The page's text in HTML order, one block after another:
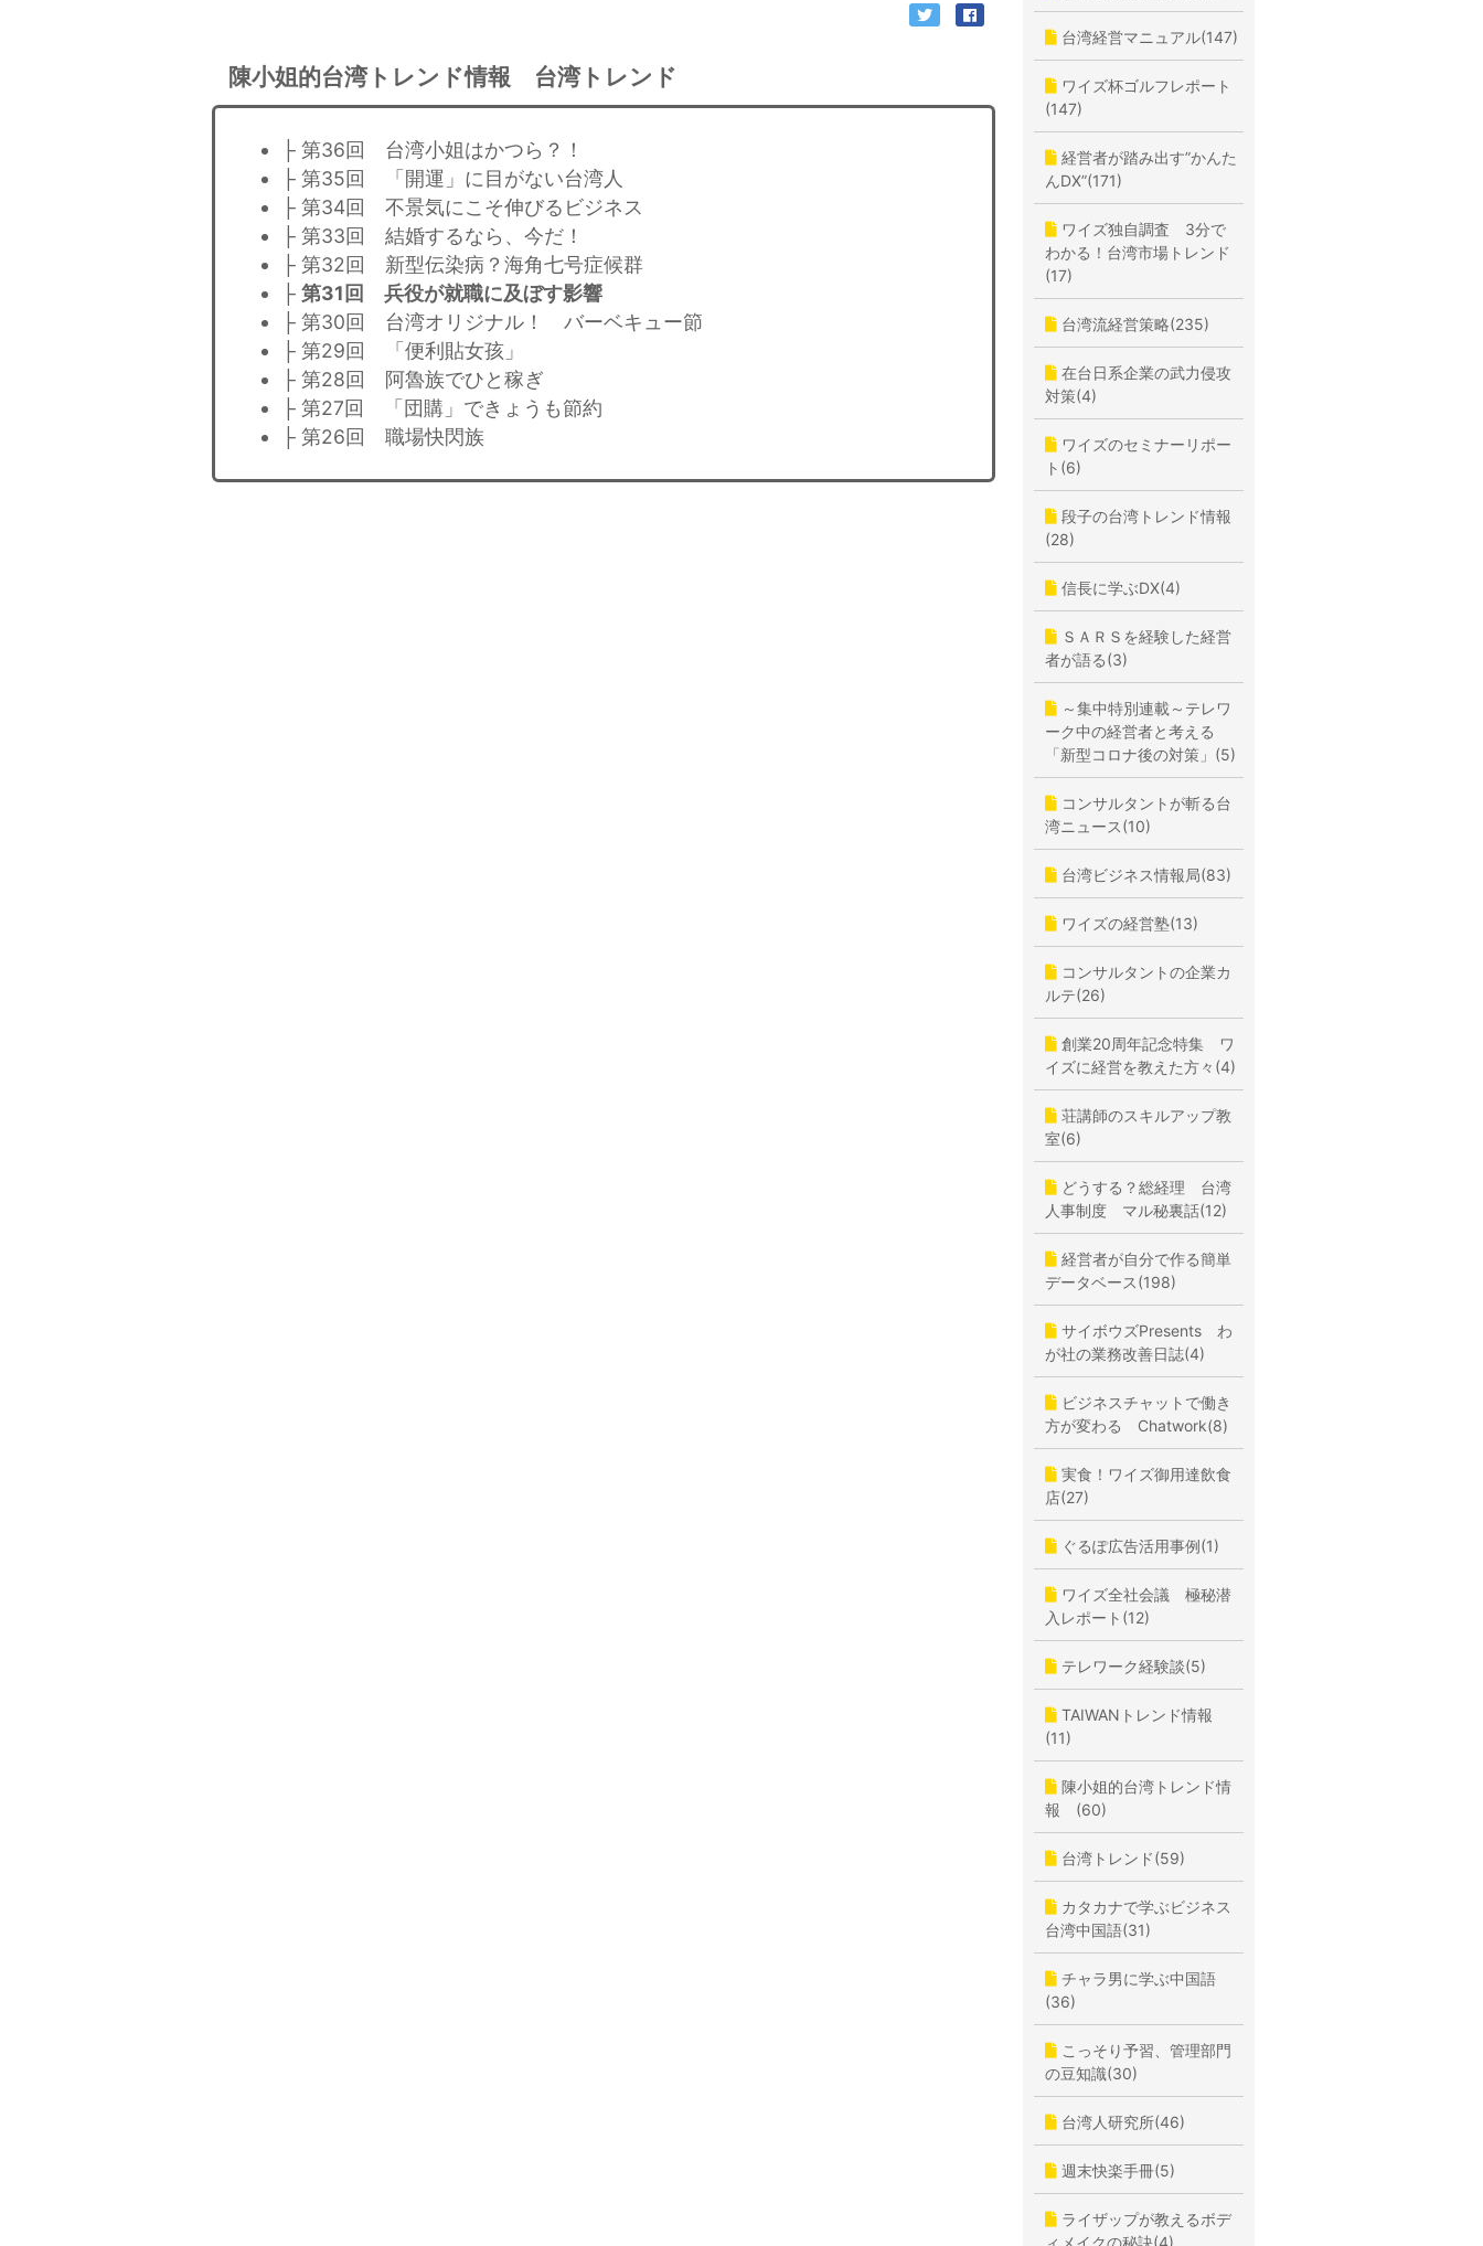
陳小姐的台湾トレンド情報 台湾トレンド
├ 第36回 台湾小姐はかつら？！
├ 第35回 「開運」に目がない台湾人
├ 第34回 不景気にこそ伸びるビジネス
├ 第33回 結婚するなら、今だ！
├ 第32回 新型伝染病？海角七号症候群
├ 第31回 兵役が就職に及ぼす影響
├ 第30回 台湾オリジナル！ バーベキュー節
├ 第29回 「便利貼女孩」
├ 第28回 阿魯族でひと稼ぎ
├ 第27回 「団購」できょうも節約
├ 第26回 職場快閃族
台湾経営マニュアル(147)
ワイズ杯ゴルフレポート
(147)
経営者が踏み出す”かんた
んDX”(171)
ワイズ独自調査 3分で
わかる！台湾市場トレンド
(17)
台湾流経営策略(235)
在台日系企業の武力侵攻
対策(4)
ワイズのセミナーリポー
ト(6)
段子の台湾トレンド情報
(28)
信長に学ぶDX(4)
ＳＡＲＳを経験した経営
者が語る(3)
～集中特別連載～テレワ
ーク中の経営者と考える
「新型コロナ後の対策」(5)
コンサルタントが斬る台
湾ニュース(10)
台湾ビジネス情報局(83)
ワイズの経営塾(13)
コンサルタントの企業カ
ルテ(26)
創業20周年記念特集 ワ
イズに経営を教えた方々(4)
荘講師のスキルアップ教
室(6)
どうする？総経理 台湾
人事制度 マル秘裏話(12)
経営者が自分で作る簡単
データベース(198)
サイボウズPresents わ
が社の業務改善日誌(4)
ビジネスチャットで働き
方が変わる Chatwork(8)
実食！ワイズ御用達飲食
店(27)
ぐるぽ広告活用事例(1)
ワイズ全社会議 極秘潜
入レポート(12)
テレワーク経験談(5)
TAIWANトレンド情報
(11)
陳小姐的台湾トレンド情
報 (60)
台湾トレンド(59)
カタカナで学ぶビジネス
台湾中国語(31)
チャラ男に学ぶ中国語
(36)
こっそり予習、管理部門
の豆知識(30)
台湾人研究所(46)
週末快楽手冊(5)
ライザップが教えるボデ
ィメイクの秘訣(4)